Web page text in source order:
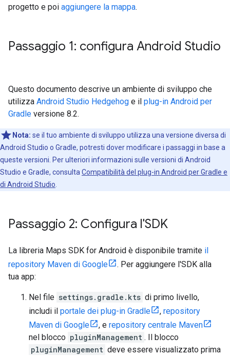
progetto e poi aggiungere la mappa.
Passaggio 1: configura Android Studio
Questo documento descrive un ambiente di sviluppo che
utilizza Android Studio Hedgehog e il plug-in Android per
Gradle versione 8.2.
Nota: se il tuo ambiente di sviluppo utilizza una versione diversa di
Android Studio o Gradle, potresti dover modificare i passaggi in base a
queste versioni. Per ulteriori informazioni sulle versioni di Android
Studio e Gradle, consulta Compatibilità del plug-in Android per Gradle e
di Android Studio
Passaggio 2: Configura l'SDK
La libreria Maps SDK for Android è disponibile tramite il
repository Maven di Google
. Per aggiungere l'SDK alla
tua app:
Nel file settings.gradle.kts di primo livello,
includi il portale dei plug-in Gradle , repository
Maven di Google
, e repository centrale Maven
nel blocco pluginManagement . Il blocco
pluginManagement deve essere visualizzato prima